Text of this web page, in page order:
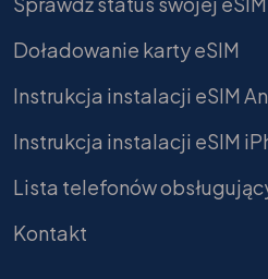
Doładowanie karty eSIM
Instrukcja instalacji eSIM
Instrukcja instalacji eSIM
Lista telefonów
Kontakt